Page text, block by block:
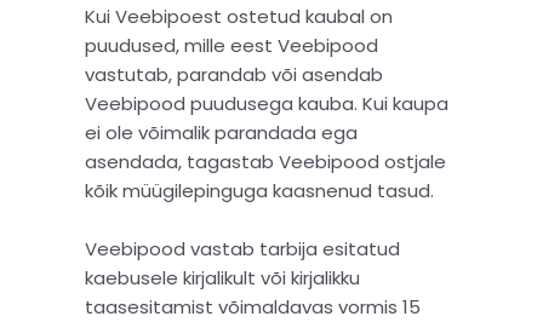
Kui Veebipoest ostetud kaubal on
puudused, mille eest Veebipood
vastutab, parandab või asendab
Veebipood puudusega kauba. Kui kaupa
ei ole võimalik parandada ega
asendada, tagastab Veebipood ostjale
kõik müügilepinguga kaasnenud tasud.
Veebipood vastab tarbija esitatud
kaebusele kirjalikult või kirjalikku
taasesitamist võimaldavas vormis 15